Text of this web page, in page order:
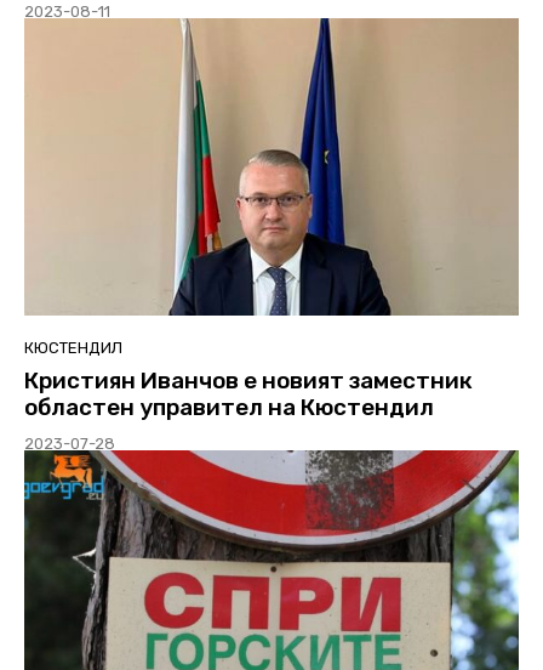
2023-08-11
КЮСТЕНДИЛ
Кристиян Иванчов е новият заместник
областен управител на Кюстендил
2023-07-28